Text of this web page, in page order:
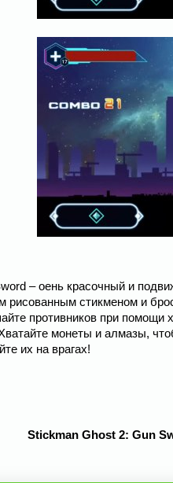
– оень красочный и
рисованным стикменом и
противников при помощи
монеты и алмазы,
их на врагах!
Stickman Ghost 2: Gun